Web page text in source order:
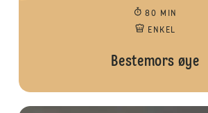
80 MIN
ENKEL
Bestemors øye